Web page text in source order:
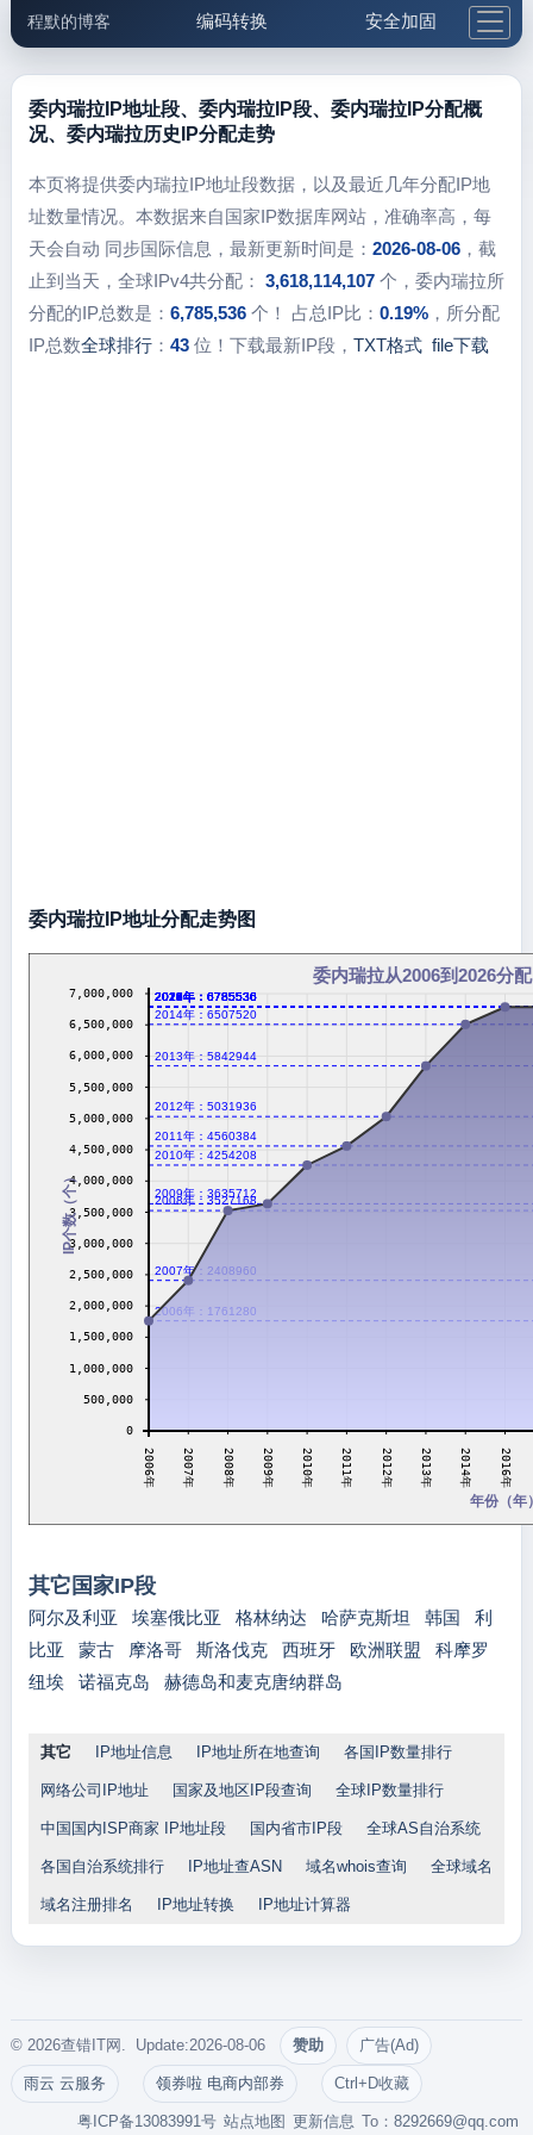
程默的博客 编码转换 安全加固
邮件工具 生活便民 更多工具
5.1支付宝大红包
委内瑞拉IP地址段、委内瑞拉IP段、委内瑞拉IP分配概
况、委内瑞拉历史IP分配走势
本页将提供委内瑞拉IP地址段数据，以及最近几年分配IP地
址数量情况。本数据来自国家IP数据库网站，准确率高，每
天会自动 同步国际信息，最新更新时间是： 2026-08-06，截
止到当天，全球IPv4共分配： 3,618,114,107个，委内瑞拉所
分配的IP总数是： 6,785,536个！ 占总IP比： 0.19%，所分配
IP总数全球排行： 43位！下载最新IP段， TXT格式 file下载
委内瑞拉IP地址分配走势图
委内瑞拉从2006到2026分
2006年：1761280
2007年：2408960
2008年：3527168
2009年：3635712
2010年：4254208
2011年：4560384
2012年：5031936
2013年：5842944
2014年：6507520
2016年：6785536
2017年：6785536
2018年：6785536
2019年：6785536
2020年：6785536
2021年：6785536
2022年：6785536
2023年：6785536
2024年：6785536
2026年：6785536
0
500,000
1,000,000
1,500,000
2,000,000
2,500,000
3,000,000
3,500,000
4,000,000
4,500,000
5,000,000
5,500,000
6,000,000
6,500,000
7,000,000
2006年 2007年 2008年 2009年 2010年 2011年 2012年 2013年 2014年 2016年
年份（年
IP个数（个）
其它国家IP段
阿尔及利亚 埃塞俄比亚 格林纳达 哈萨克斯坦 韩国
利
比亚
蒙古 摩洛哥 斯洛伐克 西班牙 欧洲联盟
科摩罗
纽埃
诺福克岛 赫德岛和麦克唐纳群岛
其它 IP地址信息 IP地址所在地查询 各国IP数量排行
网络公司IP地址 国家及地区IP段查询 全球IP数量排行
中国国内ISP商家 IP地址段 国内省市IP段 全球AS自治系统
各国自治系统排行 IP地址查ASN 域名whois查询 全球域名
域名注册排名 IP地址转换 IP地址计算器
© 2026查错IT网. Update:2026-08-06 赞助 广告(Ad)
雨云 云服务 领券啦 电商内部券 Ctrl+D收藏
To：8292669@qq.com
更新信息
站点地图
粤ICP备13083991号